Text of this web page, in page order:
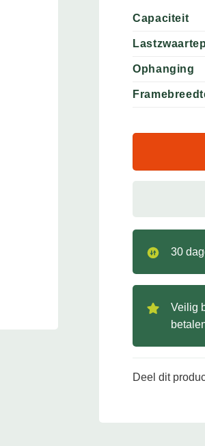
Capaciteit
Ophanging
30
Veilig
Deel dit